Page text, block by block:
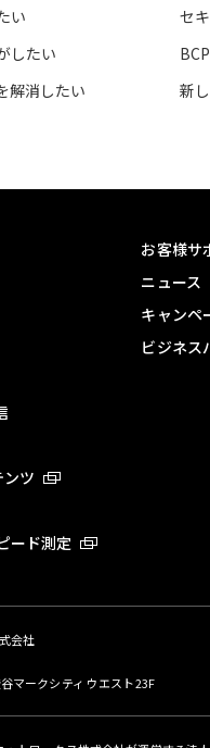
い セ
したい
解消したい
新
ツ
ード測定
お客様サ
ニュース
キャンペ
ビジネス
会社
マークシティ ウエスト23F